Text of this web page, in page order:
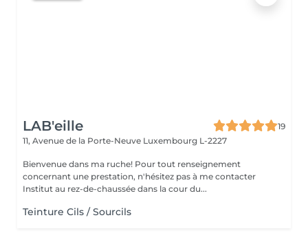
LAB'eille
19
11, Avenue de la Porte-Neuve Luxembourg L-2227
Bienvenue dans ma ruche! Pour tout renseignement
concernant une prestation, n'hésitez pas à me contacter
Institut au rez-de-chaussée dans la cour du...
Teinture Cils / Sourcils